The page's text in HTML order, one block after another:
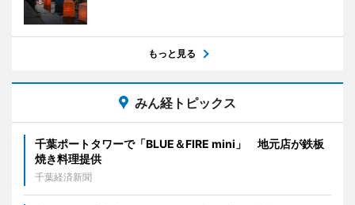
もっと見る
みん経トピックス
千葉ポートタワーで「BLUE＆FIRE mini」 地元店が鉄板
焼き料理提供
千葉経済新聞